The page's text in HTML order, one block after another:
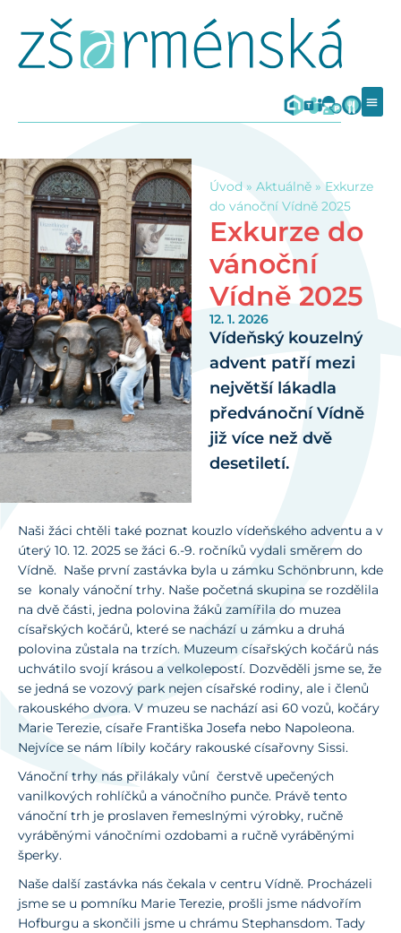
Úvod » Aktuálně» Exkurze
do vánoční Vídně 2025
Exkurze do
vánoční
Vídně 2025
12. 1. 2026
Vídeňský kouzelný
advent patří mezi
největší lákadla
předvánoční Vídně
již více než dvě
desetiletí.
Naši žáci chtěli také poznat kouzlo vídeňského adventu a v
úterý 10. 12. 2025 se žáci 6.-9. ročníků vydali směrem do
Vídně. Naše první zastávka byla u zámku Schönbrunn, kde
se konaly vánoční trhy. Naše početná skupina se rozdělila
na dvě části, jedna polovina žáků zamířila do muzea
císařských kočárů, které se nachází u zámku a druhá
polovina zůstala na trzích. Muzeum císařských kočárů nás
uchvátilo svojí krásou a velkolepostí. Dozvěděli jsme se, že
se jedná se vozový park nejen císařské rodiny, ale i členů
rakouského dvora. V muzeu se nachází asi 60 vozů, kočáry
Marie Terezie, císaře Františka Josefa nebo Napoleona.
Nejvíce se nám líbily kočáry rakouské císařovny Sissi.
Vánoční trhy nás přilákaly vůní čerstvě upečených
vanilkových rohlíčků a vánočního punče. Právě tento
vánoční trh je proslaven řemeslnými výrobky, ručně
vyráběnými vánočními ozdobami a ručně vyráběnými
šperky.
Naše další zastávka nás čekala v centru Vídně. Procházeli
jsme se u pomníku Marie Terezie, prošli jsme nádvořím
Hofburgu a skončili jsme u chrámu Stephansdom. Tady